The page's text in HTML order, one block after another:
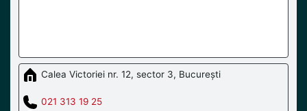
Calea Victoriei nr. 12, sector 3, București
021 313 19 25